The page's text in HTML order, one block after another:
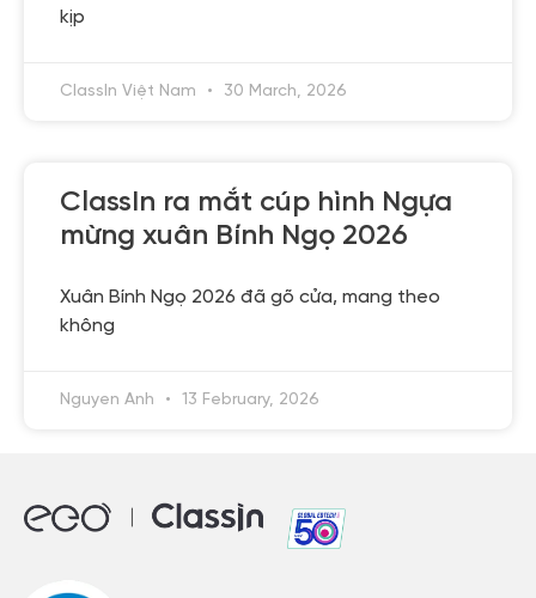
kịp
ClassIn Việt Nam 30 March, 2026
ClassIn ra mắt cúp hình Ngựa
mừng xuân Bính Ngọ 2026
Xuân Bính Ngọ 2026 đã gõ cửa, mang theo
không
Nguyen Anh 13 February, 2026